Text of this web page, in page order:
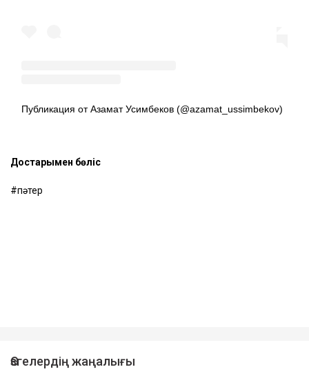
Публикация от Азамат Усимбеков (@azamat_ussimbekov)
Достарыңмен бөліс
пәтер